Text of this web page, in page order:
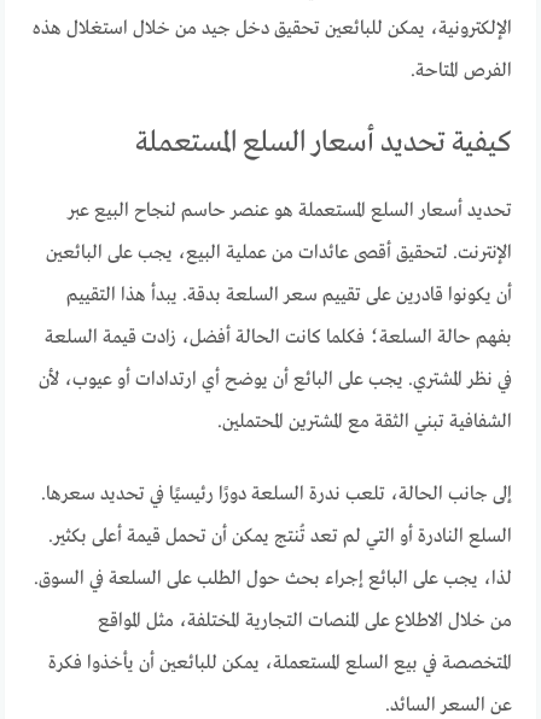
الإلكترونية، يمكن للبائعين تحقيق دخل جيد من خلال استغلال هذه
الفرص المتاحة.
كيفية تحديد أسعار السلع المستعملة
تحديد أسعار السلع المستعملة هو عنصر حاسم لنجاح البيع عبر
الإنترنت. لتحقيق أقصى عائدات من عملية البيع، يجب على البائعين
أن يكونوا قادرين على تقييم سعر السلعة بدقة. يبدأ هذا التقييم
بفهم حالة السلعة؛ فكلما كانت الحالة أفضل، زادت قيمة السلعة
في نظر المشتري. يجب على البائع أن يوضح أي ارتدادات أو عيوب، لأن
الشفافية تبني الثقة مع المشترين المحتملين.
إلى جانب الحالة، تلعب ندرة السلعة دورًا رئيسيًا في تحديد سعرها.
السلع النادرة أو التي لم تعد تُنتج يمكن أن تحمل قيمة أعلى بكثير.
لذا، يجب على البائع إجراء بحث حول الطلب على السلعة في السوق.
من خلال الاطلاع على المنصات التجارية المختلفة، مثل المواقع
المتخصصة في بيع السلع المستعملة، يمكن للبائعين أن يأخذوا فكرة
عن السعر السائد.